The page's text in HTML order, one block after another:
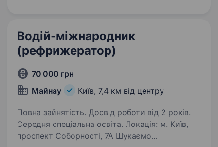
Водій-міжнародник
(рефрижератор)
70 000 грн
Майнау
Київ, 7,4 км від центру
Повна зайнятість. Досвід роботи від 2 років.
Середня спеціальна освіта. Локація: м. Київ,
проспект Соборності, 7А Шукаємо